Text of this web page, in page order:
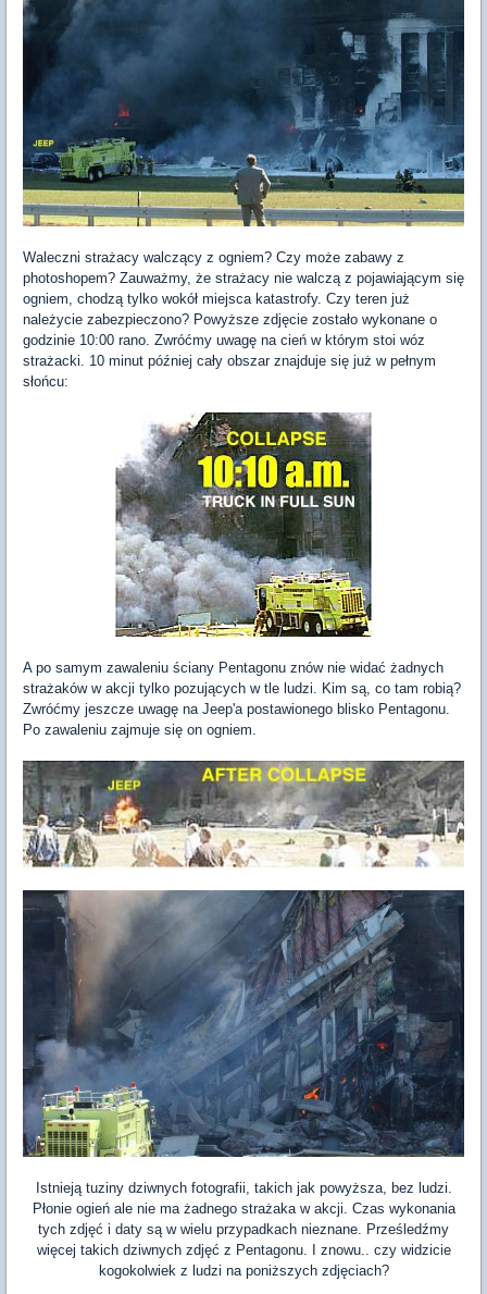
Waleczni strażacy walczący z ogniem? Czy może zabawy z
photoshopem? Zauważmy, że strażacy nie walczą z pojawiającym się
ogniem, chodzą tylko wokół miejsca katastrofy. Czy teren już
należycie zabezpieczono? Powyższe zdjęcie zostało wykonane o
godzinie 10:00 rano. Zwróćmy uwagę na cień w którym stoi wóz
strażacki. 10 minut później cały obszar znajduje się już w pełnym
słońcu:
A po samym zawaleniu ściany Pentagonu znów nie widać żadnych
strażaków w akcji tylko pozujących w tle ludzi. Kim są, co tam robią?
Zwróćmy jeszcze uwagę na Jeep'a postawionego blisko Pentagonu.
Po zawaleniu zajmuje się on ogniem.
Istnieją tuziny dziwnych fotografii, takich jak powyższa, bez ludzi.
Płonie ogień ale nie ma żadnego strażaka w akcji. Czas wykonania
tych zdjęć i daty są w wielu przypadkach nieznane. Prześledźmy
więcej takich dziwnych zdjęć z Pentagonu. I znowu.. czy widzicie
kogokolwiek z ludzi na poniższych zdjęciach?